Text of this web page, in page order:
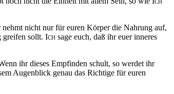
nicht nur für euren Körper die Nahrung auf,
greifen sollt. Ich sage euch, daß ihr euer inneres
ihr dieses Empfinden schult, so werdet ihr
Augenblick genau das Richtige für euren